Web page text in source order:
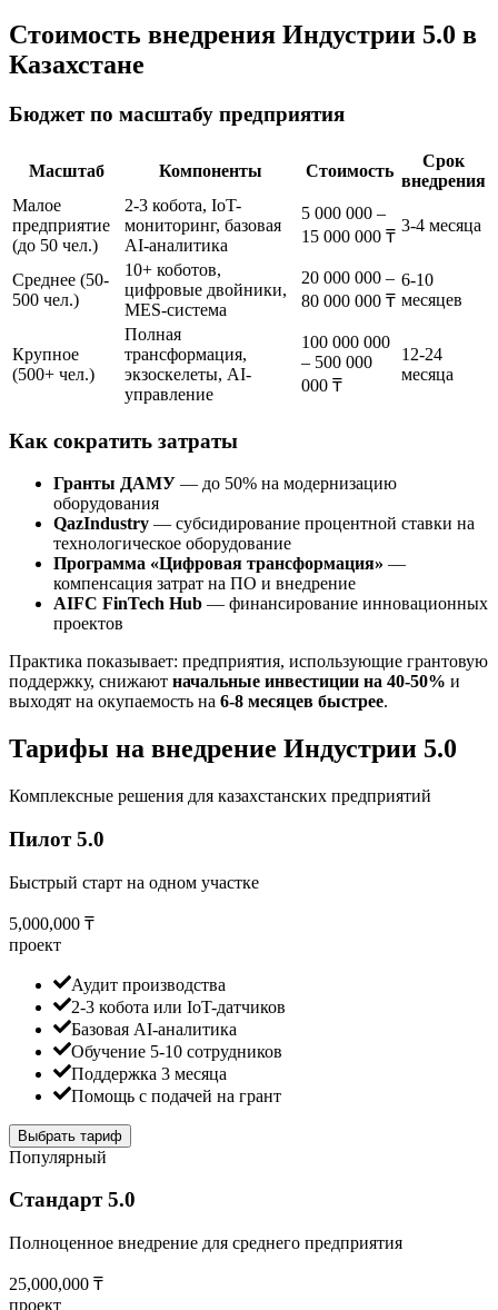
Стоимость внедрения Индустрии 5.0 в
Казахстане
Бюджет по масштабу предприятия
Масштаб Компоненты Стоимость
Срок
внедрения
Малое
предприятие
(до 50 чел.)
2-3 кобота, IoT-
мониторинг, базовая
AI-аналитика
5 000 000 –
15 000 000 ₸
3-4 месяца
Среднее (50-
500 чел.)
10+ коботов,
цифровые двойники,
MES-система
20 000 000 –
80 000 000 ₸
6-10
месяцев
Крупное
(500+ чел.)
Полная
трансформация,
экзоскелеты, AI-
управление
100 000 000
– 500 000
000 ₸
12-24
месяца
Как сократить затраты
Гранты ДАМУ — до 50% на модернизацию
оборудования
QazIndustry — субсидирование процентной ставки на
технологическое оборудование
Программа «Цифровая трансформация» —
компенсация затрат на ПО и внедрение
AIFC FinTech Hub — финансирование инновационных
проектов
Практика показывает: предприятия, использующие грантовую
поддержку, снижают начальные инвестиции на 40-50% и
выходят на окупаемость на 6-8 месяцев быстрее.
Тарифы на внедрение Индустрии 5.0
Комплексные решения для казахстанских предприятий
Пилот 5.0
Быстрый старт на одном участке
5,000,000 ₸
проект
Аудит производства
2-3 кобота или IoT-датчиков
Базовая AI-аналитика
Обучение 5-10 сотрудников
Поддержка 3 месяца
Помощь с подачей на грант
Выбрать тариф
Популярный
Стандарт 5.0
Полноценное внедрение для среднего предприятия
25,000,000 ₸
проект